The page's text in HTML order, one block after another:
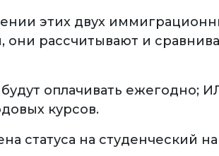
этих двух
рассчитывают и
оплачивать ежегодно;
курсов.
статуса на студенческий